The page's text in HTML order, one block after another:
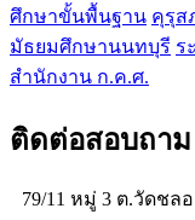
ศึกษาขั้นพื้นฐาน คุรุส
มัธยมศึกษานนทบุรี ร
สำนักงาน ก.ค.ศ.
ติดต่อสอบถาม
79/11 หมู่ 3 ต.วัดชล